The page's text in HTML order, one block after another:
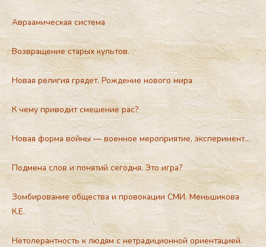
Авраамическая система
Возвращение старых культов.
Новая религия грядет. Рождение нового мира
К чему приводит смешение рас?
Новая форма войны — военное мероприятие, эксперимент…
Подмена слов и понятий сегодня. Это игра?
Зомбирование общества и провокации СМИ. Меньшикова
К.Е.
Нетолерантность к людям с нетрадиционной ориентацией.